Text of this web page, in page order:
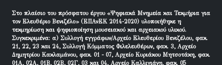
Στο πλαίσιο του πρόσφατου έργου «Ψηφιακά Μνημεία και Τεκμήρια για
τον Ελευθέριο Βενιζέλο» (ΕΠΑνΕΚ 2014-2020) υλοποιήθηκε η
τεκμηρίωση και ψηφιοποίηση μουσειακού και αρχειακού υλικού.
Συγκεκριμένα: α) Συλλογή εγγράφων/Αρχείο Ελευθερίου Βενιζέλου, φακ.
21, 22, 23 και 24, Συλλογή Κόμματος Φιλελευθέρων, φακ. 3, Αρχείο
Δημητρίου Κακλαμάνου, φακ. 01 - 07, Αρχείο Κυριάκου Μητσοτάκη, φακ.
01Α, 02Α, 01Β, 02Β, 02Γ, 03 και 04, Αρχείο Καλλιγιάνη, φακ. 05